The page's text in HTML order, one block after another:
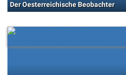
Der Oesterreichische Beobachter